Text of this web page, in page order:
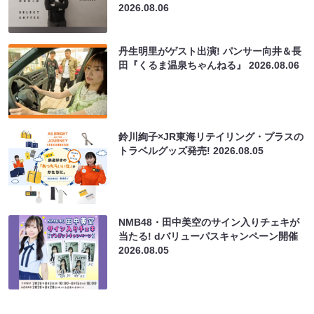
2026.08.06
丹生明里がゲスト出演! パンサー向井＆長
田『くるま温泉ちゃんねる』2026.08.06
鈴川絢子×JR東海リテイリング・プラスの
トラベルグッズ発売!2026.08.05
NMB48・田中美空のサイン入りチェキが
当たる! dバリューパスキャンペーン開催
2026.08.05